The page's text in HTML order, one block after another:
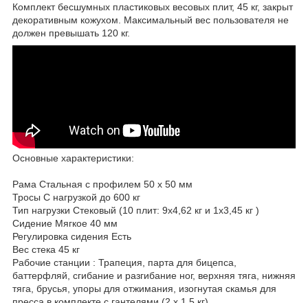
Комплект бесшумных пластиковых весовых плит, 45 кг, закрыт
декоративным кожухом. Максимальный вес пользователя не
должен превышать 120 кг.
Основные характеристики:
Рама Стальная с профилем 50 х 50 мм
Тросы С нагрузкой до 600 кг
Тип нагрузки Стековый (10 плит: 9х4,62 кг и 1х3,45 кг )
Сидение Мягкое 40 мм
Регулировка сидения Есть
Вес стека 45 кг
Рабочие станции : Трапеция, парта для бицепса,
баттерфляй, сгибание и разгибание ног, верхняя тяга, нижняя
тяга, брусья, упоры для отжимания, изогнутая скамья для